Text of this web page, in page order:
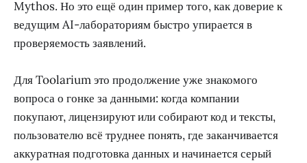
Mythos. Но это ещё один пример того, как доверие к
ведущим AI-лабораториям быстро упирается в
проверяемость заявлений.
Для Toolarium это продолжение уже знакомого
вопроса о гонке за данными: когда компании
покупают, лицензируют или собирают код и тексты,
пользователю всё труднее понять, где заканчивается
аккуратная подготовка данных и начинается серый